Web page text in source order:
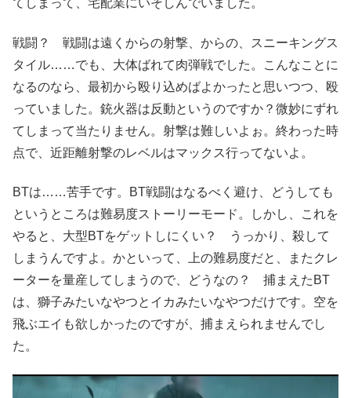
てしまって、宅配業にいそしんでいました。
戦闘？ 戦闘は遠くからの射撃、からの、スニーキングス
タイル……でも、大体ばれて肉弾戦でした。こんなことに
なるのなら、最初から殴り込めばよかったと思いつつ、殴
っていました。銃火器は反動というのですか？微妙にずれ
てしまって当たりません。射撃は難しいよぉ。終わった時
点で、近距離射撃のレベルはマックス行ってないよ。
BTは……苦手です。BT戦闘はなるべく避け、どうしても
というところは難易度ストーリーモード。しかし、これを
やると、大型BTをゲットしにくい？ うっかり、殺して
しまうんですよ。かといって、上の難易度だと、またクレ
ーターを量産してしまうので、どうなの？ 捕まえたBT
は、獅子みたいなやつとイカみたいなやつだけです。空を
飛ぶエイも欲しかったのですが、捕まえられませんでし
た。